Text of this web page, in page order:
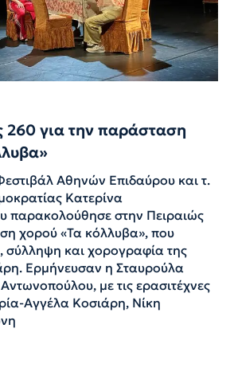
260 για την παράσταση
Αθηνών Επιδαύρου και τ.
Κατερίνα
παρακολούθησε στην Πειραιώς
χορού «Τα κόλλυβα», που
σύλληψη και χορογραφία της
Ερμήνευσαν η Σταυρούλα
με τις ερασιτέχνες
Αγγέλα Κοσιάρη, Νίκη